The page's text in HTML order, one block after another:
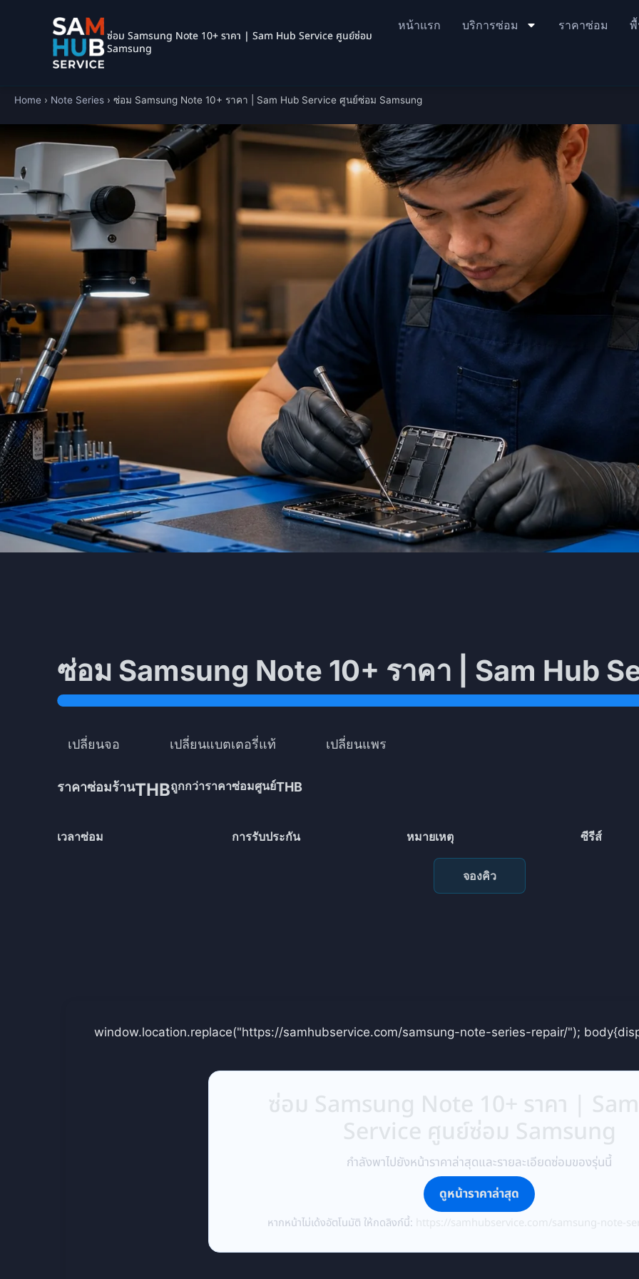
ซ่อม Samsung Note 10+ ราคา | Sam Hub Service ศูนย์ซ่อม
Samsung
หน้าแรก บริการซ่อม ราคาซ่อม
Home › Note Series › ซ่อม Samsung Note 10+ ราคา | Sam Hub Service ศูนย์ซ่อม Samsung
ซ่อม Samsung Note 10+ ราคา | Sam Hub
เปลี่ยนจอ เปลี่ยนแบตเตอรี่แท้ เปลี่ยนแพร
ราคาซ่อมร้านTHBถูกกว่าราคาซ่อมศูนย์THB
เวลาซ่อม การรับประกัน หมายเหตุ ซีรีส์
จองคิว
window.location.replace("https://samhubservice.com/samsung-note-series-repair/");
ซ่อม Samsung Note 10+ ราคา |
Service ศูนย์ซ่อม Samsung
กำลังพาไปยังหน้าราคาล่าสุดและรายละเอียดซ่อมของรุ่นนี้
ดูหน้าราคาล่าสุด
หากหน้าไม่เด้งอัตโนมัติ ให้กดลิงก์นี้: https://samhubservice.com/samsung-note-